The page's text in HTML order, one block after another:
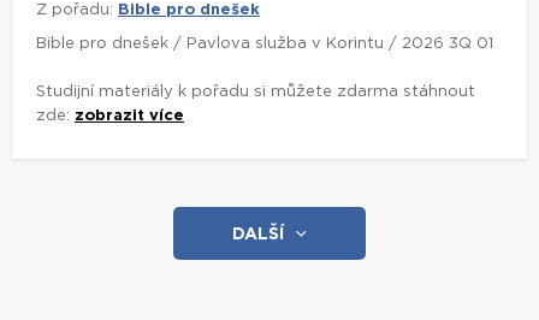
Z pořadu: Bible pro dnešek
Bible pro dnešek / Pavlova služba v Korintu / 2026 3Q 01
Studijní materiály k pořadu si můžete zdarma stáhnout
zde: zobrazit více
DALŠÍ